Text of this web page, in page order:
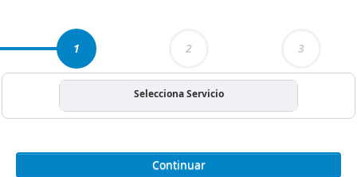
1 2 3
Selecciona Servicio
Continuar